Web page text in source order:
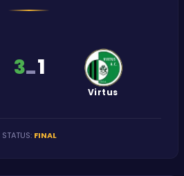
3-1
Virtus
STATUS: FINAL